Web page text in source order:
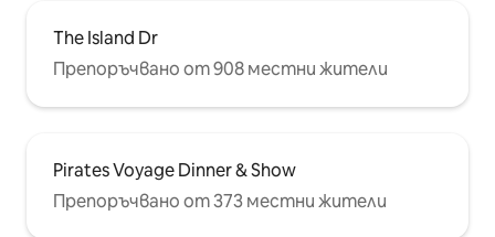
The Island Dr
Препоръчвано от 908 местни жители
Pirates Voyage Dinner & Show
Препоръчвано от 373 местни жители